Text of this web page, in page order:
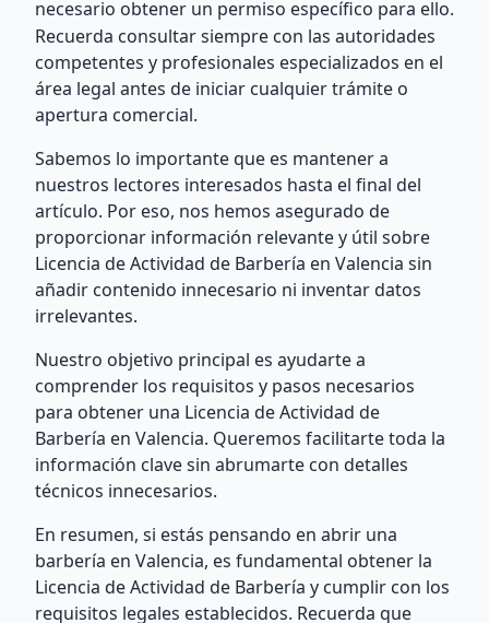
necesario obtener un permiso específico para ello.
Recuerda consultar siempre con las autoridades
competentes y profesionales especializados en el
área legal antes de iniciar cualquier trámite o
apertura comercial.
Sabemos lo importante que es mantener a
nuestros lectores interesados hasta el final del
artículo. Por eso, nos hemos asegurado de
proporcionar información relevante y útil sobre
Licencia de Actividad de Barbería en Valencia sin
añadir contenido innecesario ni inventar datos
irrelevantes.
Nuestro objetivo principal es ayudarte a
comprender los requisitos y pasos necesarios
para obtener una Licencia de Actividad de
Barbería en Valencia. Queremos facilitarte toda la
información clave sin abrumarte con detalles
técnicos innecesarios.
En resumen, si estás pensando en abrir una
barbería en Valencia, es fundamental obtener la
Licencia de Actividad de Barbería y cumplir con los
requisitos legales establecidos. Recuerda que